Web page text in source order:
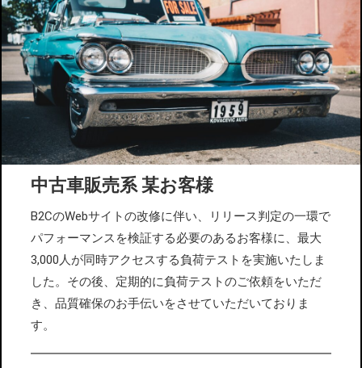
中古車販売系 某お客様
B2CのWebサイトの改修に伴い、リリース判定の一環で
パフォーマンスを検証する必要のあるお客様に、最大
3,000人が同時アクセスする負荷テストを実施いたしま
した。その後、定期的に負荷テストのご依頼をいただ
き、品質確保のお手伝いをさせていただいておりま
す。